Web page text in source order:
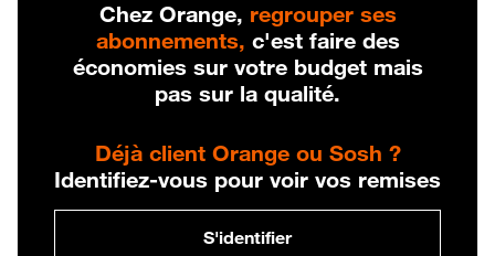
Chez Orange, regrouper ses
abonnements, c'est faire des
économies sur votre budget mais
pas sur la qualité.
Déjà client Orange ou Sosh ?
Identifiez-vous pour voir vos remises
S'identifier